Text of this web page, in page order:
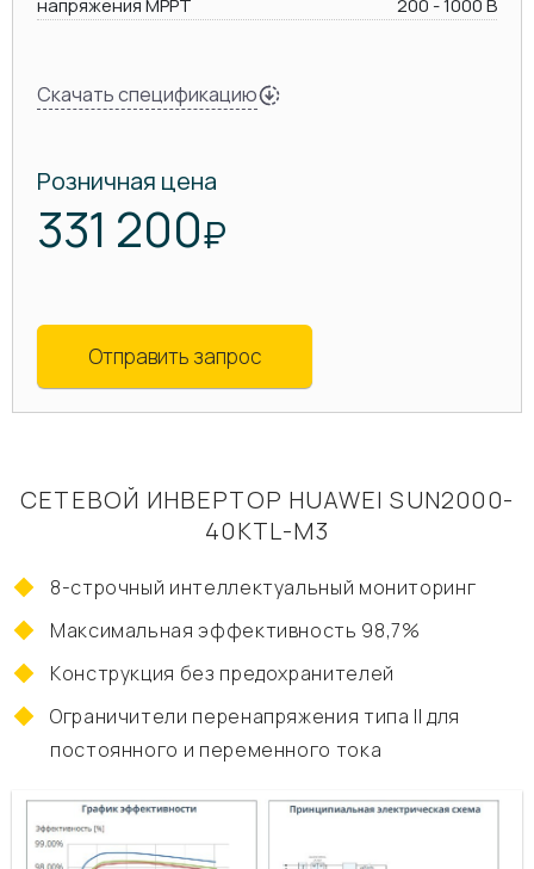
напряжения MPPT
200 - 1000 В
Скачать спецификацию
Розничная цена
331 200₽
Отправить запрос
СЕТЕВОЙ ИНВЕРТОР HUAWEI SUN2000-
40KTL-M3
8-строчный интеллектуальный мониторинг
Максимальная эффективность 98,7%
Конструкция без предохранителей
Ограничители перенапряжения типа II для
постоянного и переменного тока